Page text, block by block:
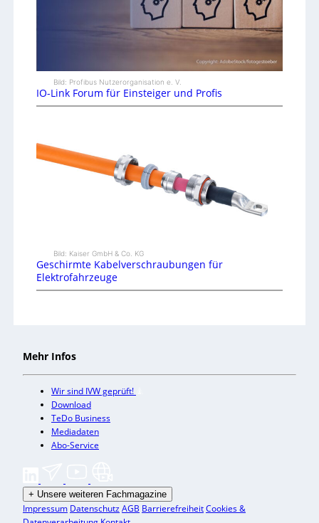
Bild: Profibus Nutzerorganisation e. V.
IO-Link Forum für Einsteiger und Profis
Bild: Kaiser GmbH & Co. KG
Geschirmte Kabelverschraubungen für
Elektrofahrzeuge
Mehr Infos
Wir sind IVW geprüft!
Download
TeDo Business
Mediadaten
Abo-Service
+ Unsere weiteren Fachmagazine
Impressum DatenschutzAGB BarrierefreiheitCookies &